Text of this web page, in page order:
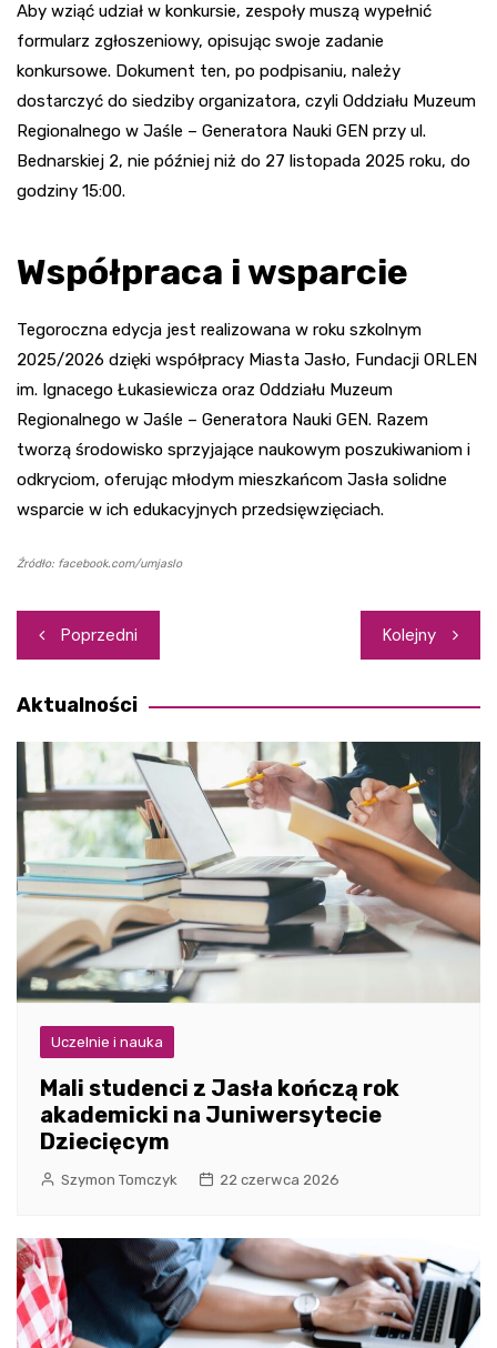
Aby wziąć udział w konkursie, zespoły muszą wypełnić
formularz zgłoszeniowy, opisując swoje zadanie
konkursowe. Dokument ten, po podpisaniu, należy
dostarczyć do siedziby organizatora, czyli Oddziału Muzeum
Regionalnego w Jaśle – Generatora Nauki GEN przy ul.
Bednarskiej 2, nie później niż do 27 listopada 2025 roku, do
godziny 15:00.
Współpraca i wsparcie
Tegoroczna edycja jest realizowana w roku szkolnym
2025/2026 dzięki współpracy Miasta Jasło, Fundacji ORLEN
im. Ignacego Łukasiewicza oraz Oddziału Muzeum
Regionalnego w Jaśle – Generatora Nauki GEN. Razem
tworzą środowisko sprzyjające naukowym poszukiwaniom i
odkryciom, oferując młodym mieszkańcom Jasła solidne
wsparcie w ich edukacyjnych przedsięwzięciach.
Źródło: facebook.com/umjaslo
Nawigacja
wpisu
Poprzedni Kolejny
Aktualności
Uczelnie i nauka
Mali studenci z Jasła kończą rok
akademicki na Juniwersytecie
Dziecięcym
Szymon Tomczyk 22 czerwca 2026